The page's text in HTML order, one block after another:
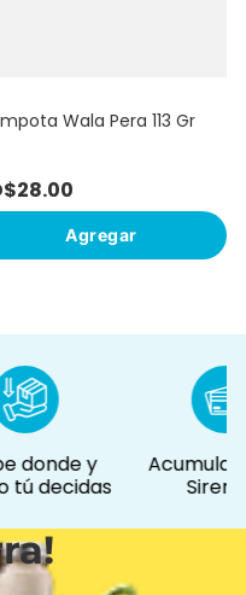
Wala Pera 113 Gr
28.00
Agregar
donde y
tú decidas
Acumula